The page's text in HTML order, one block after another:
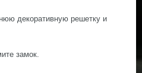
декоративную решетку и
замок.